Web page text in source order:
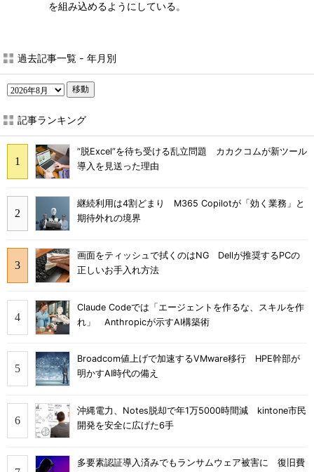
を組み込めるようにしている。
過去記事一覧 - 年月別
移動
記事ランキング
“脱Excel”を待ち受ける乱立問題 カカクコムが新ツール
導入を見送った理由
継続利用は4割どまり M365 Copilotが「効く業務」と
期待外れの境界
画面をティッシュで拭くのはNG Dellが推奨するPCの
正しいお手入れ方法
Claude Codeでは「エージェントを作るな、スキルを作
れ」 Anthropicが示すAI構築術
Broadcom値上げで加速するVMware移行 HPE幹部が
明かすAI時代の備え
沖縄電力、Notes脱却で年1万5000時間減 kintone市民
開発を安全に広げた6手
多要素認証導入済みでもランサムウェア被害に 復旧費